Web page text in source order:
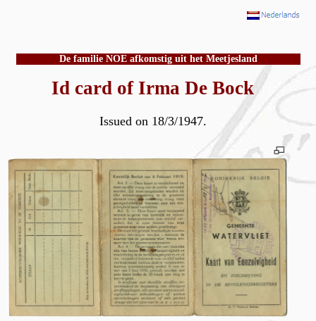
De familie NOE afkomstig uit het Meetjesland
Id card of Irma De Bock
Issued on 18/3/1947.